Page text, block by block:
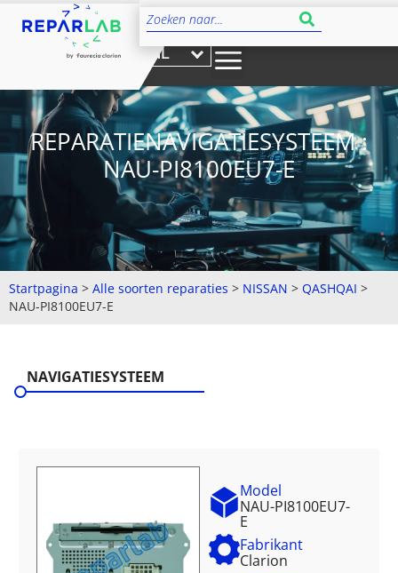
NL
REPARATIENAVIGATIESYSTEEM :
NAU-PI8100EU7-E
Startpagina > Alle soorten reparaties > NISSAN > QASHQAI >
NAU-PI8100EU7-E
NAVIGATIESYSTEEM
Model
NAU-PI8100EU7-
E
Fabrikant
Clarion